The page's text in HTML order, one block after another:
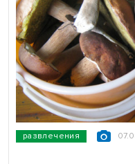
развлечения